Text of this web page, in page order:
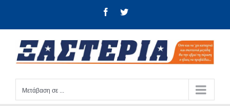
FacebookTwitter
Μετάβαση σε ...